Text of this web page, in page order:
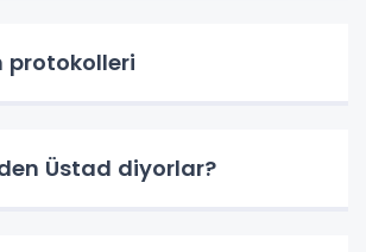
protokolleri
Üstad diyorlar?